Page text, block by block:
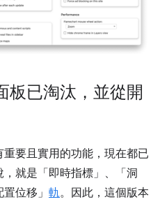
板已淘汰，並從開
重要且實用的功能，現在都已
就是「即時指標」 、「洞
位移」 軌。因此，這個版本